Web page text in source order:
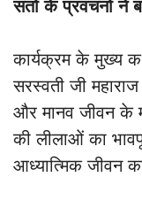
संतों के प्रवचनों ने
कार्यक्रम के मुख्य
सरस्वती जी
और मानव जीवन के
की लीलाओं का
आध्यात्मिक जीवन